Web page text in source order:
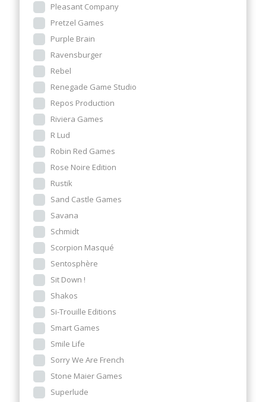
Pleasant Company
Pretzel Games
Purple Brain
Ravensburger
Rebel
Renegade Game Studio
Repos Production
Riviera Games
R Lud
Robin Red Games
Rose Noire Edition
Rustik
Sand Castle Games
Savana
Schmidt
Scorpion Masqué
Sentosphère
Sit Down !
Shakos
Si-Trouille Editions
Smart Games
Smile Life
Sorry We Are French
Stone Maier Games
Superlude